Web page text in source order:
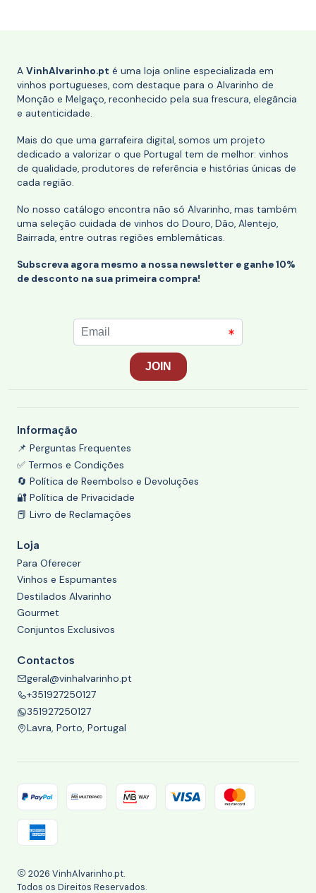
A VinhAlvarinho.pt é uma loja online especializada em
vinhos portugueses, com destaque para o Alvarinho de
Monção e Melgaço, reconhecido pela sua frescura, elegância
e autenticidade.
Mais do que uma garrafeira digital, somos um projeto
dedicado a valorizar o que Portugal tem de melhor: vinhos
de qualidade, produtores de referência e histórias únicas de
cada região.
No nosso catálogo encontra não só Alvarinho, mas também
uma seleção cuidada de vinhos do Douro, Dão, Alentejo,
Bairrada, entre outras regiões emblemáticas.
Subscreva agora mesmo a nossa newsletter e ganhe 10%
de desconto na sua primeira compra!
Informação
📌 Perguntas Frequentes
✅ Termos e Condições
🔄 Política de Reembolso e Devoluções
🔐 Política de Privacidade
📕 Livro de Reclamações
Loja
Para Oferecer
Vinhos e Espumantes
Destilados Alvarinho
Gourmet
Conjuntos Exclusivos
Contactos
geral@vinhalvarinho.pt
+351927250127
351927250127
Lavra, Porto, Portugal
2026 VinhAlvarinho.pt.
Todos os Direitos Reservados.